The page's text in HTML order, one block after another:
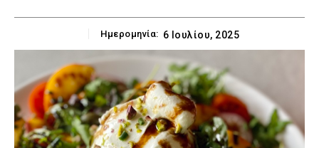
Ημερομηνία: 6 Ιουλίου, 2025